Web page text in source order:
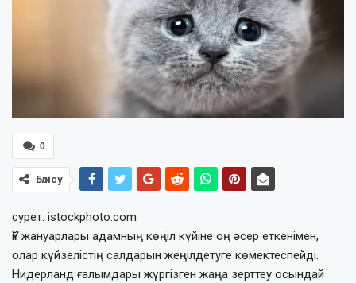
0
Бөлісу
сурет: istockphoto.com
Үй жануарлары адамның көңіл күйіне оң әсер еткенімен,
олар күйзелістің салдарын жеңілдетуге көмектеспейді.
Нидерланд ғалымдары жүргізген жаңа зерттеу осындай